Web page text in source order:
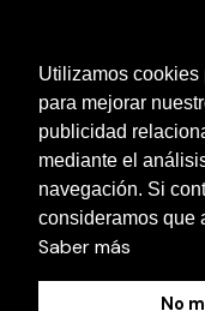
Utilizamos cookies
para mejorar
publicidad
mediante el
navegación. Si
consideramos que
Saber más
No